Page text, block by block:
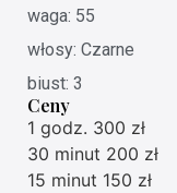
waga: 55
włosy: Czarne
biust: 3
Ceny
1 godz. 300 zł
30 minut 200 zł
15 minut 150 zł